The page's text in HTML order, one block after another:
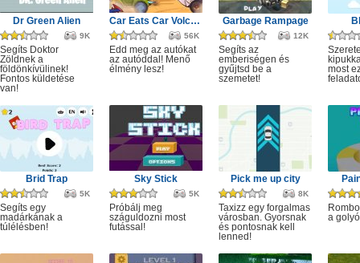
Dr Green Alien
9K
Segíts Doktor
Zöldnek a
földönkívülinek!
Fontos küldetése
van!
Car Eats Car Volcanic Adventure
56K
Edd meg az autókat
az autóddal! Menő
élmény lesz!
Garbage Rampage
12K
Segíts az
emberiségen és
gyűjtsd be a
szemetet!
most
Brid Trap
5K
Segíts egy
madárkának a
túlélésben!
Sky Stick
5K
Próbálj meg
száguldozni most
futással!
Pick me up city
8K
Taxizz egy forgalmas
városban. Gyorsnak
és pontosnak kell
lenned!
a